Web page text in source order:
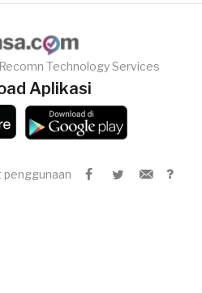
Technology Services
Aplikasi
penggunaan